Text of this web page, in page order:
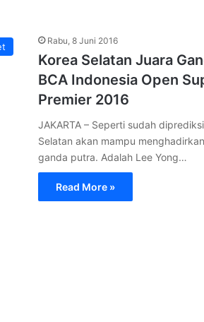
Rabu, 8 Juni 2016
Korea Selatan Juara
BCA Indonesia Open
Premier 2016
JAKARTA – Seperti sudah
Selatan akan mampu
ganda putra. Adalah Lee Yong…
Read More »